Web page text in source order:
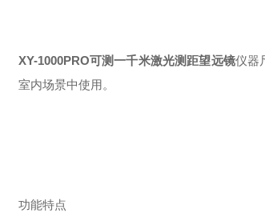
XY-1000PRO可测一千米激光测距望远镜仪器
室内场景中使用。
功能特点